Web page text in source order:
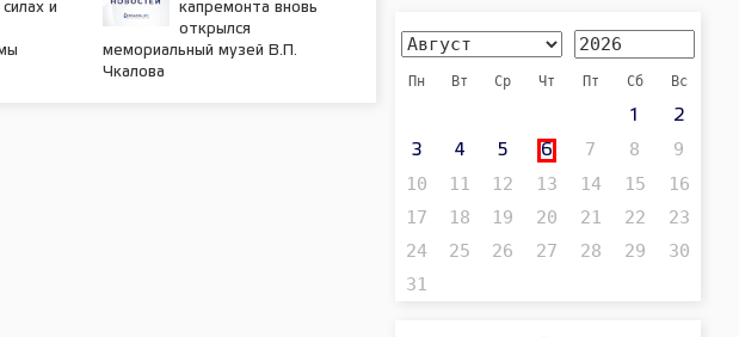
и
капремонта вновь
открылся
мемориальный музей В.П.
Чкалова
Пн Вт Ср Чт Пт Сб Вс
1 2
3 4 5 6 7 8
9
10
11 12 13 14 15
16
17
18 19 20 21 22
23
24
25 26 27 28 29
30
31